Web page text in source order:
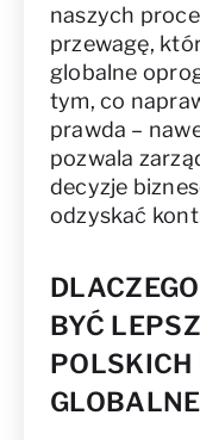
naszych
przewagę,
globalne
tym, co
prawda –
pozwala
decyzje
odzyskać
BYĆ